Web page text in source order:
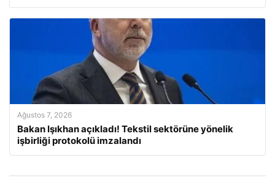
Ağustos 7, 2026
Bakan Işıkhan açıkladı! Tekstil sektörüne yönelik
işbirliği protokolü imzalandı